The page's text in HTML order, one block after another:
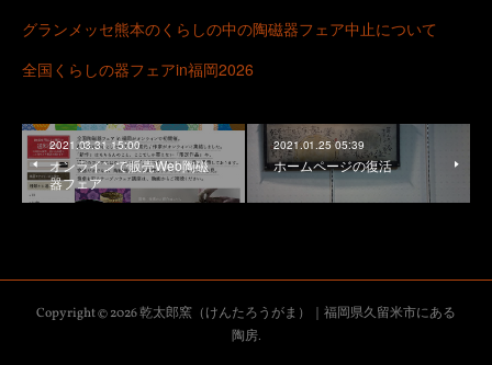
グランメッセ熊本のくらしの中の陶磁器フェア中止について
全国くらしの器フェアin福岡2026
2021.03.31 15:00
オンラインで販売Web陶磁
器フェア
2021.01.25 05:39
ホームページの復活
Copyright ©2026乾太郎窯（けんたろうがま）｜福岡県久留米市にある
陶房.